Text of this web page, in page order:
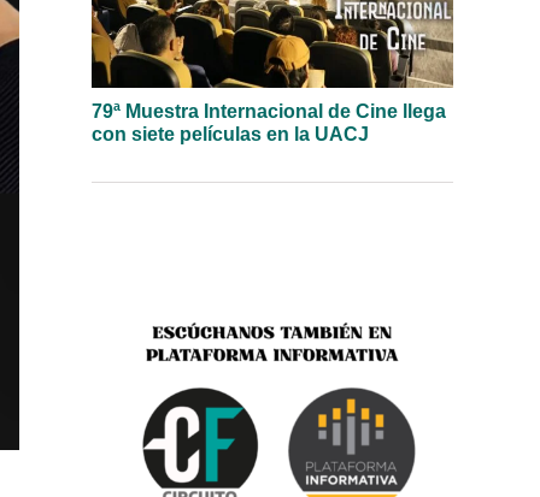
79ª Muestra Internacional de Cine llega
con siete películas en la UACJ